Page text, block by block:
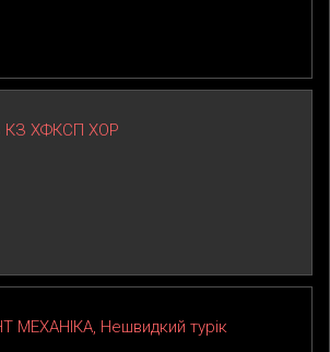
КЗ ХФКСП ХОР
МЕХАНІКА, Нешвидкий турік